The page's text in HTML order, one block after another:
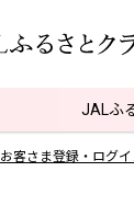
JALふ
お客さま登録・ログイ